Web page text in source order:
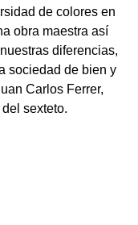
de colores en
obra maestra así
diferencias,
sociedad de bien y
Carlos Ferrer,
sexteto.